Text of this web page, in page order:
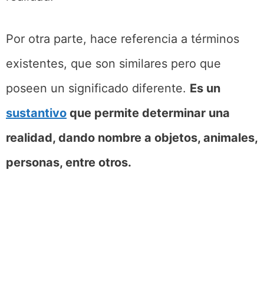
Por otra parte, hace referencia a términos
existentes, que son similares pero que
poseen un significado diferente. Es un
sustantivo que permite determinar una
realidad, dando nombre a objetos, animales,
personas, entre otros.